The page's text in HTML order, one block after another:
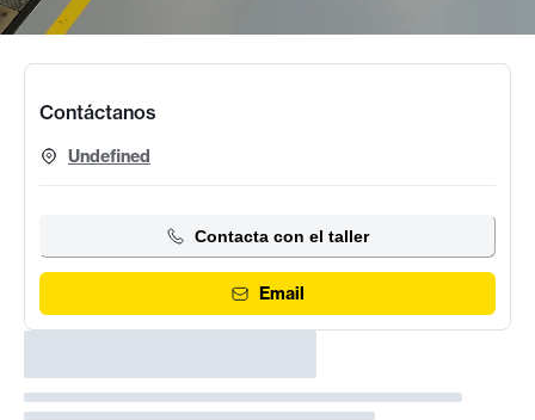
Contáctanos
Undefined
Contacta con el taller
Email